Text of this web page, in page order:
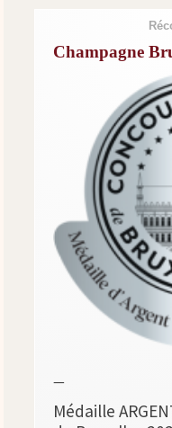
Champagne
—
Médaille